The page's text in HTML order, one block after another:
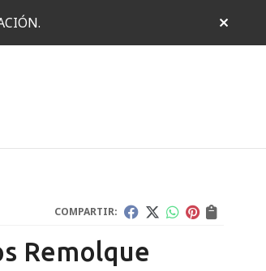
COMPARTIR:
Remolque